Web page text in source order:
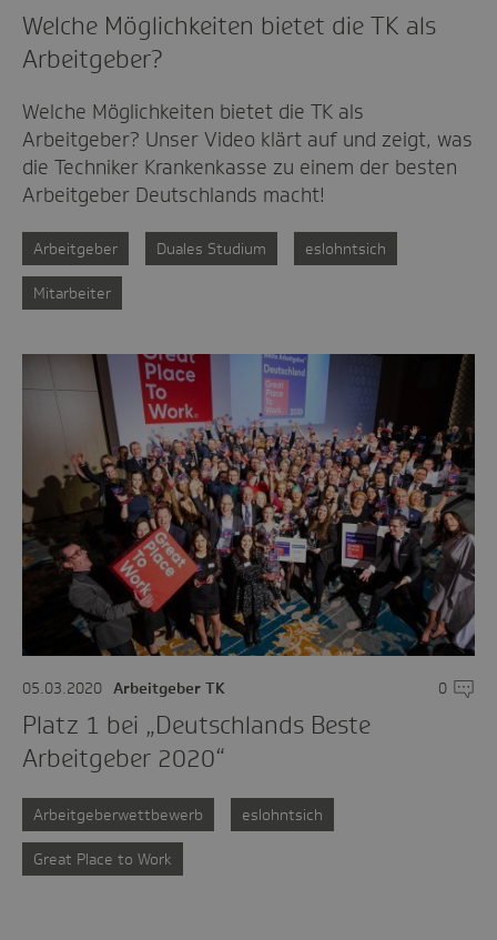
Welche Möglichkeiten bietet die TK als
Arbeitgeber?
Welche Möglichkeiten bietet die TK als
Arbeitgeber? Unser Video klärt auf und zeigt, was
die Techniker Krankenkasse zu einem der besten
Arbeitgeber Deutschlands macht!
Arbeitgeber Duales Studium eslohntsich
Mitarbeiter
05.03.2020 Arbeitgeber TK 0
Platz 1 bei „Deutschlands Beste
Arbeitgeber 2020“
Arbeitgeberwettbewerb eslohntsich
Great Place to Work